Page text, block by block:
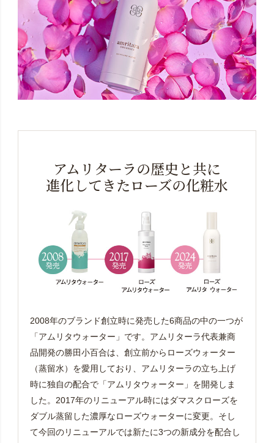
アムリターラの歴史と共に
進化してきたローズの化粧水
2008年のブランド創立時に発売した6商品の中の一つが
「アムリタウォーター」です。アムリターラ代表兼商
品開発の勝田小百合は、創立前からローズウォーター
（蒸留水）を愛用しており、アムリターラの立ち上げ
時に独自の配合で「アムリタウォーター」を開発しま
した。2017年のリニューアル時にはダマスクローズを
ダブル蒸留した濃厚なローズウォーターに変更。そし
て今回のリニューアルでは新たに3つの新成分を配合し